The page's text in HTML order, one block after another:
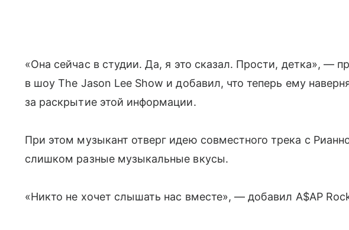
«Она сейчас в студии. Да, я это сказал. Прости, детка», —
в шоу The Jason Lee Show и добавил, что теперь ему
за раскрытие этой информации.
При этом музыкант отверг идею совместного трека с
слишком разные музыкальные вкусы.
«Никто не хочет слышать нас вместе», — добавил A$AP